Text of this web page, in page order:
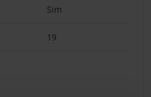
Sim
19